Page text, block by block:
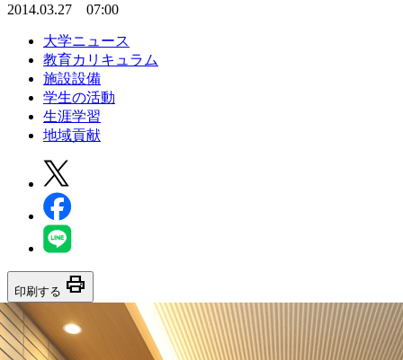
2014.03.27 07:00
大学ニュース
教育カリキュラム
施設設備
学生の活動
生涯学習
地域貢献
印刷する print